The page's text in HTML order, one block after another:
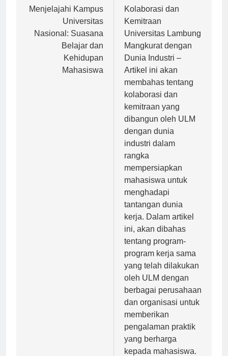
pos
Menjelajahi Kampus
Universitas
Nasional: Suasana
Belajar dan
Kehidupan
Mahasiswa
Kolaborasi dan
Kemitraan
Universitas Lambung
Mangkurat dengan
Dunia Industri –
Artikel ini akan
membahas tentang
kolaborasi dan
kemitraan yang
dibangun oleh ULM
dengan dunia
industri dalam
rangka
mempersiapkan
mahasiswa untuk
menghadapi
tantangan dunia
kerja. Dalam artikel
ini, akan dibahas
tentang program-
program kerja sama
yang telah dilakukan
oleh ULM dengan
berbagai perusahaan
dan organisasi untuk
memberikan
pengalaman praktik
yang berharga
kepada mahasiswa.